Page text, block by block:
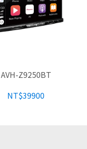
AVH-Z9250BT
NT$39900